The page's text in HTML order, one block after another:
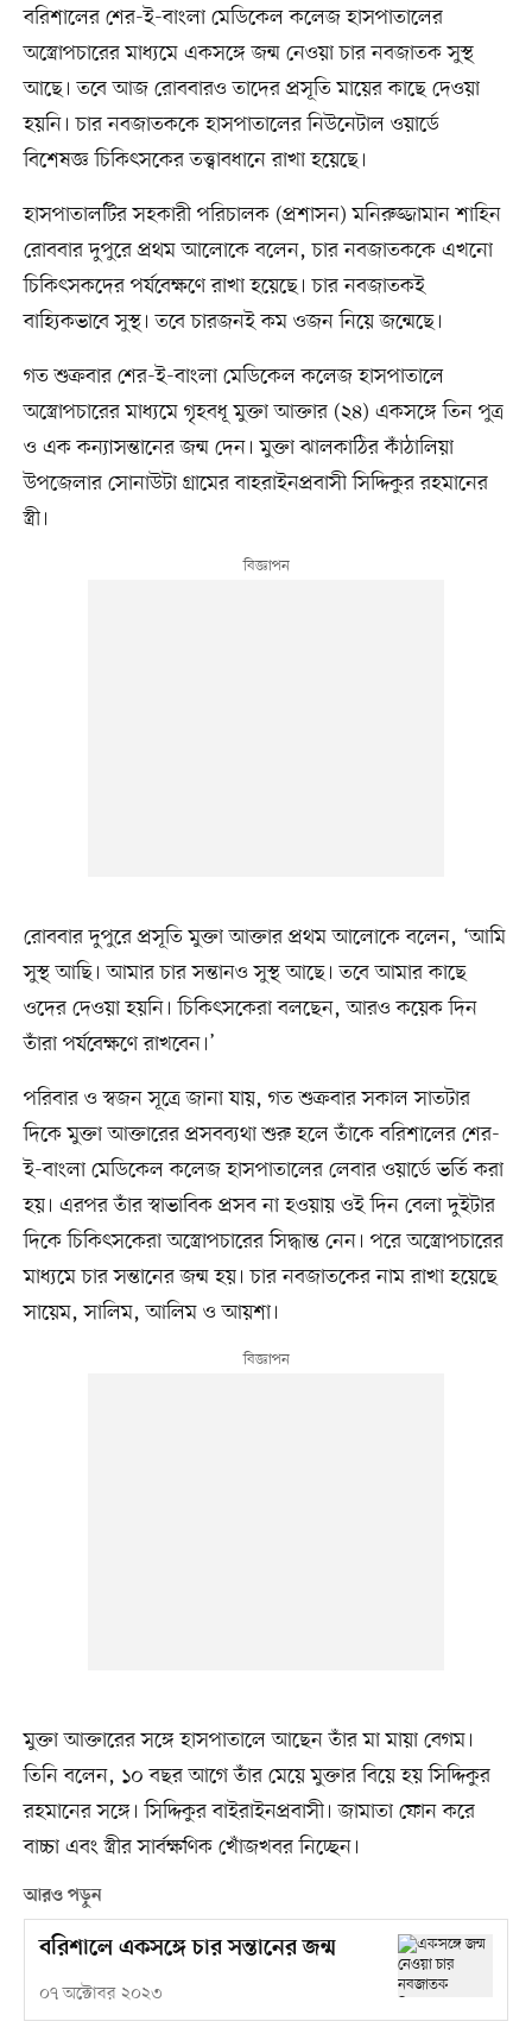
বরিশালের শের-ই-বাংলা মেডিকেল কলেজ হাসপাতালের
অস্ত্রোপচারের মাধ্যমে একসঙ্গে জন্ম নেওয়া চার নবজাতক সুস্থ
আছে। তবে আজ রোববারও তাদের প্রসূতি মায়ের কাছে দেওয়া
হয়নি। চার নবজাতককে হাসপাতালের নিউনেটাল ওয়ার্ডে
বিশেষজ্ঞ চিকিৎসকের তত্ত্বাবধানে রাখা হয়েছে।
হাসপাতালটির সহকারী পরিচালক (প্রশাসন) মনিরুজ্জামান শাহিন
রোববার দুপুরে প্রথম আলোকে বলেন, চার নবজাতককে এখনো
চিকিৎসকদের পর্যবেক্ষণে রাখা হয়েছে। চার নবজাতকই
বাহ্যিকভাবে সুস্থ। তবে চারজনই কম ওজন নিয়ে জন্মেছে।
গত শুক্রবার শের-ই-বাংলা মেডিকেল কলেজ হাসপাতালে
অস্ত্রোপচারের মাধ্যমে গৃহবধূ মুক্তা আক্তার (২৪) একসঙ্গে তিন পুত্র
ও এক কন্যাসন্তানের জন্ম দেন। মুক্তা ঝালকাঠির কাঁঠালিয়া
উপজেলার সোনাউটা গ্রামের বাহরাইনপ্রবাসী সিদ্দিকুর রহমানের
স্ত্রী।
রোববার দুপুরে প্রসূতি মুক্তা আক্তার প্রথম আলোকে বলেন, ‘আমি
সুস্থ আছি। আমার চার সন্তানও সুস্থ আছে। তবে আমার কাছে
ওদের দেওয়া হয়নি। চিকিৎসকেরা বলছেন, আরও কয়েক দিন
তাঁরা পর্যবেক্ষণে রাখবেন।’
পরিবার ও স্বজন সূত্রে জানা যায়, গত শুক্রবার সকাল সাতটার
দিকে মুক্তা আক্তারের প্রসবব্যথা শুরু হলে তাঁকে বরিশালের শের-
ই-বাংলা মেডিকেল কলেজ হাসপাতালের লেবার ওয়ার্ডে ভর্তি করা
হয়। এরপর তাঁর স্বাভাবিক প্রসব না হওয়ায় ওই দিন বেলা দুইটার
দিকে চিকিৎসকেরা অস্ত্রোপচারের সিদ্ধান্ত নেন। পরে অস্ত্রোপচারের
মাধ্যমে চার সন্তানের জন্ম হয়। চার নবজাতকের নাম রাখা হয়েছে
সায়েম, সালিম, আলিম ও আয়শা।
মুক্তা আক্তারের সঙ্গে হাসপাতালে আছেন তাঁর মা মায়া বেগম।
তিনি বলেন, ১০ বছর আগে তাঁর মেয়ে মুক্তার বিয়ে হয় সিদ্দিকুর
রহমানের সঙ্গে। সিদ্দিকুর বাইরাইনপ্রবাসী। জামাতা ফোন করে
বাচ্চা এবং স্ত্রীর সার্বক্ষণিক খোঁজখবর নিচ্ছেন।
আরও পড়ুন
বরিশালে একসঙ্গে চার সন্তানের জন্ম
০৭ অক্টোবর ২০২৩